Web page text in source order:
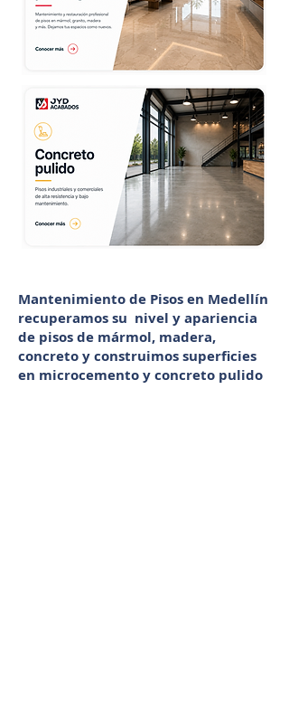
Mantenimiento de Pisos en Medellín
recuperamos su nivel y apariencia
de pisos de mármol, madera,
concreto y construimos superficies
en microcemento y concreto pulido